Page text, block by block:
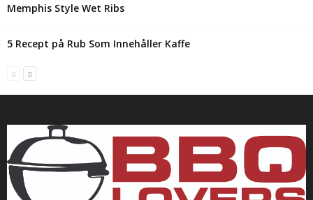
Memphis Style Wet Ribs
5 Recept på Rub Som Innehåller Kaffe